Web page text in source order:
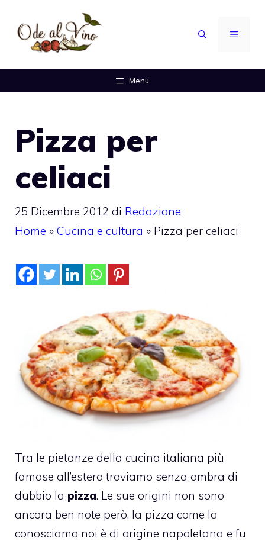
contenuto
MENU
Menu
Pizza per
celiaci
25 Dicembre 2012 di Redazione
Home » Cucina e cultura » Pizza per celiaci
Tra le pietanze della cucina italiana più
famose all’estero troviamo senza ombra di
dubbio la pizza. Le sue origini non sono
ancora ben note però, la pizza come la
conosciamo noi è di origine napoletana e fu